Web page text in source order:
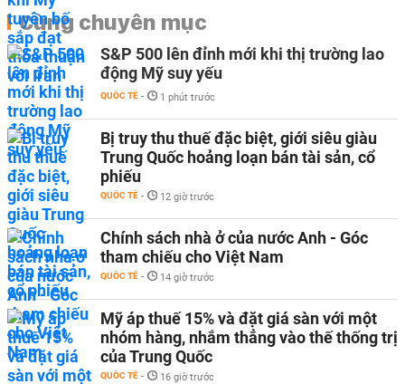
Cùng chuyên mục
S&P 500 lên đỉnh mới khi thị trường lao
động Mỹ suy yếu
QUỐC TẾ - 1 phút trước
Bị truy thu thuế đặc biệt, giới siêu giàu
Trung Quốc hoảng loạn bán tài sản, cổ
phiếu
QUỐC TẾ - 12 giờ trước
Chính sách nhà ở của nước Anh - Góc
tham chiếu cho Việt Nam
QUỐC TẾ - 14 giờ trước
Mỹ áp thuế 15% và đặt giá sàn với một
nhóm hàng, nhắm thẳng vào thế thống trị
của Trung Quốc
QUỐC TẾ - 16 giờ trước